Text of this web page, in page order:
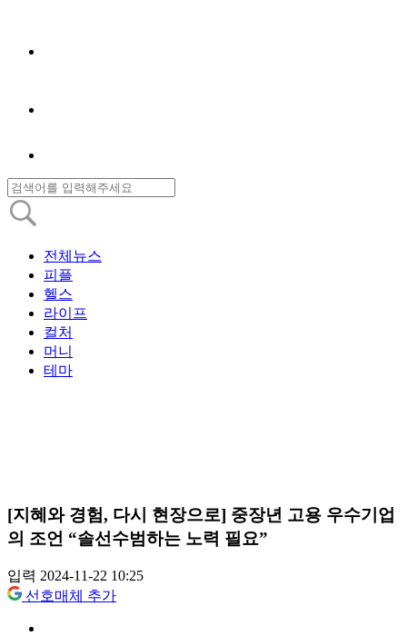
전체뉴스
피플
헬스
라이프
컬처
머니
테마
[지혜와 경험, 다시 현장으로] 중장년 고용 우수기업
의 조언 “솔선수범하는 노력 필요”
입력 2024-11-22 10:25
선호매체 추가